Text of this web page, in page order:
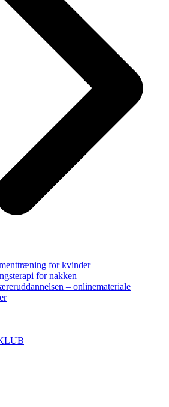
for kvinder
for nakken
– onlinemateriale